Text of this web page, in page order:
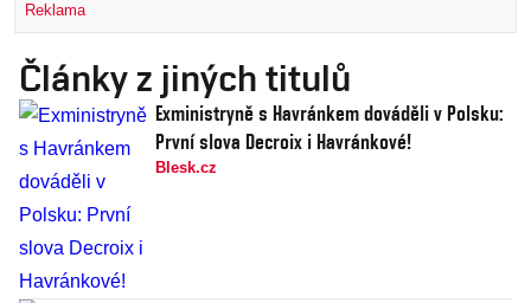
Reklama
Články z jiných titulů
Exministryně s Havránkem dováděli v Polsku:
První slova Decroix i Havránkové!
Blesk.cz